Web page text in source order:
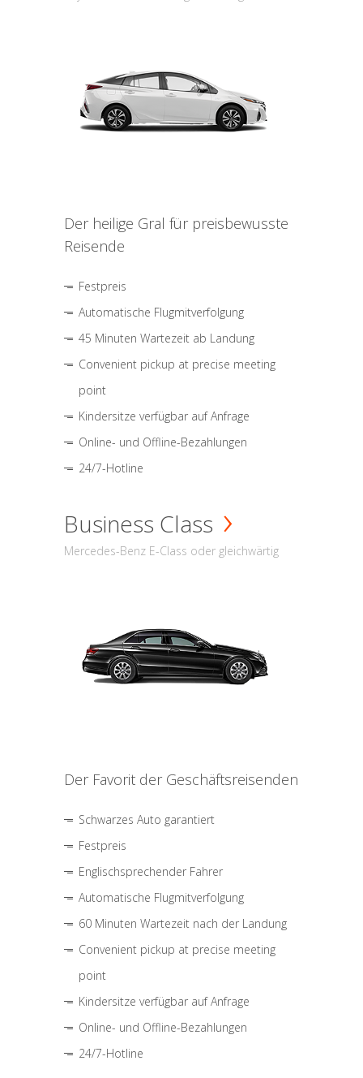
Der heilige Gral für preisbewusste
Reisende
Festpreis
Automatische Flugmitverfolgung
45 Minuten Wartezeit ab Landung
Convenient pickup at precise meeting
point
Kindersitze verfügbar auf Anfrage
Online- und Offline-Bezahlungen
24/7-Hotline
Business Class
Mercedes-Benz E-Class oder gleichwärtig
Der Favorit der Geschäftsreisenden
Schwarzes Auto garantiert
Festpreis
Englischsprechender Fahrer
Automatische Flugmitverfolgung
60 Minuten Wartezeit nach der Landung
Convenient pickup at precise meeting
point
Kindersitze verfügbar auf Anfrage
Online- und Offline-Bezahlungen
24/7-Hotline